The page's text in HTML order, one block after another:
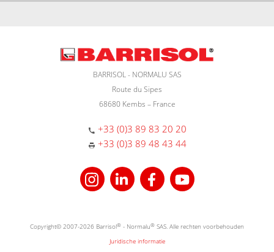
BARRISOL - NORMALU SAS
Route du Sipes
68680 Kembs – France
+33 (0)3 89 83 20 20
+33 (0)3 89 48 43 44
Copyright© 2007-2026 Barrisol® - Normalu® SAS. Alle rechten voorbehouden
Juridische informatie